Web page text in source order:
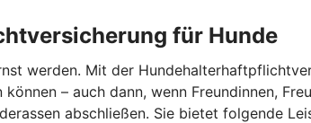
für Hunde
werden. Mit der
– auch dann, wenn Freundinnen,
abschließen. Sie bietet folgende